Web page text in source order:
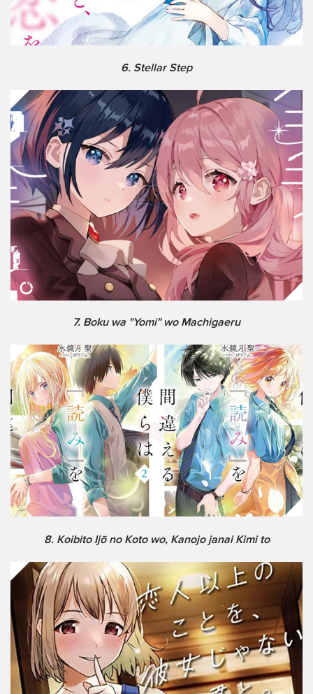
6. Stellar Step
7. Boku wa "Yomi" wo Machigaeru
8. Koibito Ijō no Koto wo, Kanojo janai Kimi to